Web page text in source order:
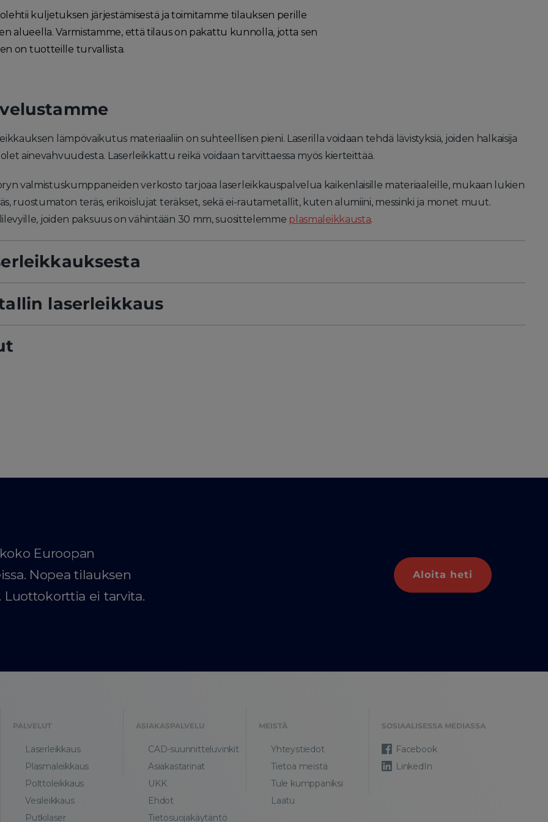
kuljetuksen järjestämisestä ja toimitamme tilauksen perille
alueella. Varmistamme, että tilaus on pakattu kunnolla, jotta sen
on tuotteille turvallista.
lämpövaikutus materiaaliin on suhteellisen pieni. Laserilla voidaan tehdä lävistyksiä, joiden halkaisija
ainevahvuudesta. Laserleikkattu reikä voidaan tarvittaessa myös kierteittää.
valmistuskumppaneiden verkosto tarjoaa laserleikkauspalvelua kaikenlaisille materiaaleille, mukaan lukien
ruostumaton teräs, erikoislujat teräkset, sekä ei-rautametallit, kuten alumiini, messinki ja monet muut.
joiden paksuus on vähintään 30 mm, suosittelemme plasmaleikkausta.
laserleikkaus
Euroopan
Nopea tilauksen
Luottokorttia ei tarvita.
Aloita heti
PALVELUT
Laserleikkaus
Plasmaleikkaus
Polttoleikkaus
Vesileikkaus
Putkilaser
ASIAKASPALVELU
CAD-suunnitteluvinkit
Asiakastarinat
UKK
Ehdot
Tietosuojakäytäntö
MEISTÄ
Yhteystiedot
Tietoa meistä
Tule kumppaniksi
Laatu
SOSIAALISESSA MEDIASSA
Facebook
LinkedIn